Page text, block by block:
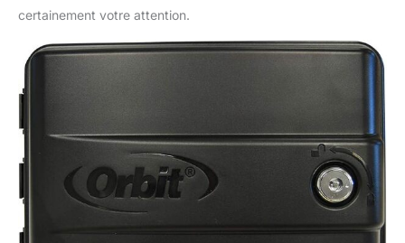
certainement votre attention.